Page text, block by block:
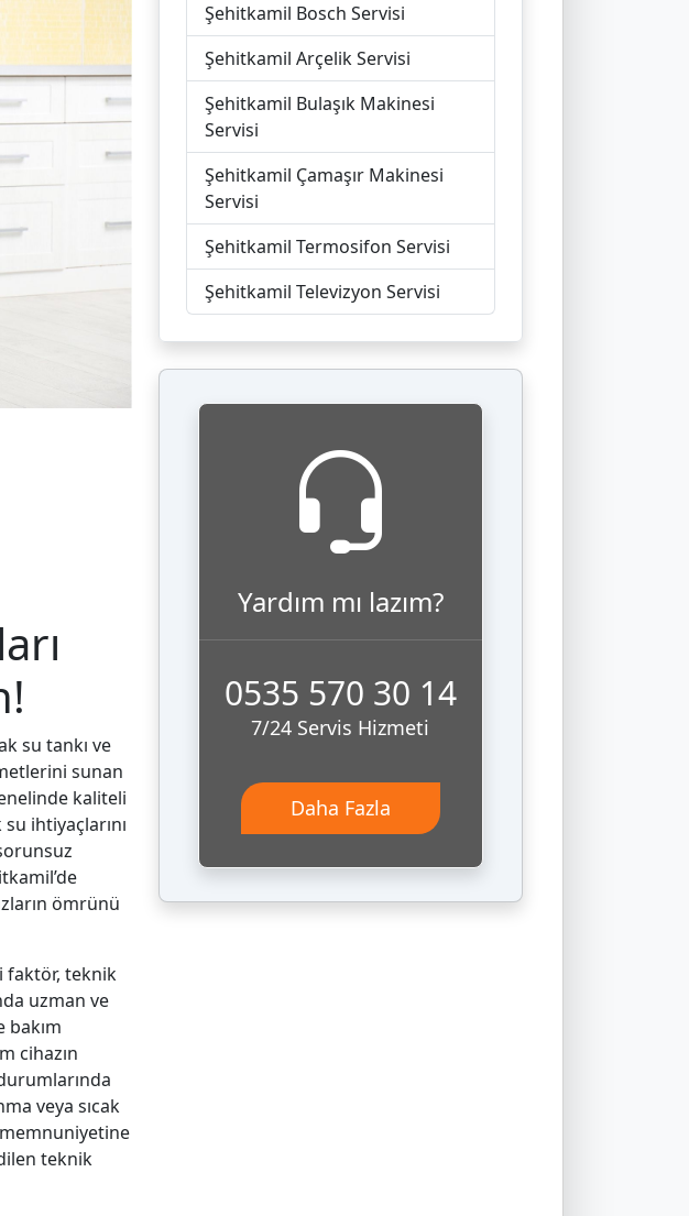
su tankı ve
sunan
kaliteli
ihtiyaçlarını
ömrünü
faktör, teknik
uzman ve
cihazın
veya sıcak
teknik
Şehitkamil Bosch Servisi
Şehitkamil Arçelik Servisi
Şehitkamil Bulaşık Makinesi
Servisi
Şehitkamil Çamaşır Makinesi
Servisi
Şehitkamil Termosifon Servisi
Şehitkamil Televizyon Servisi
Yardım mı lazım?
0535 570 30 14
7/24 Servis Hizmeti
Daha Fazla